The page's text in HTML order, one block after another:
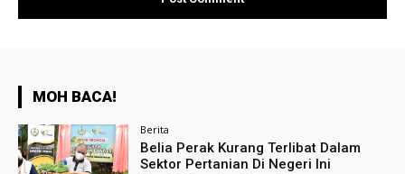
MOH BACA!
Berita
Belia Perak Kurang Terlibat Dalam
Sektor Pertanian Di Negeri Ini